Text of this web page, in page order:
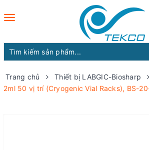
Toggle
Trang chủ Thiết bị LABGIC-Biosharp
2ml 50 vị trí (Cryogenic Vial Racks), BS-